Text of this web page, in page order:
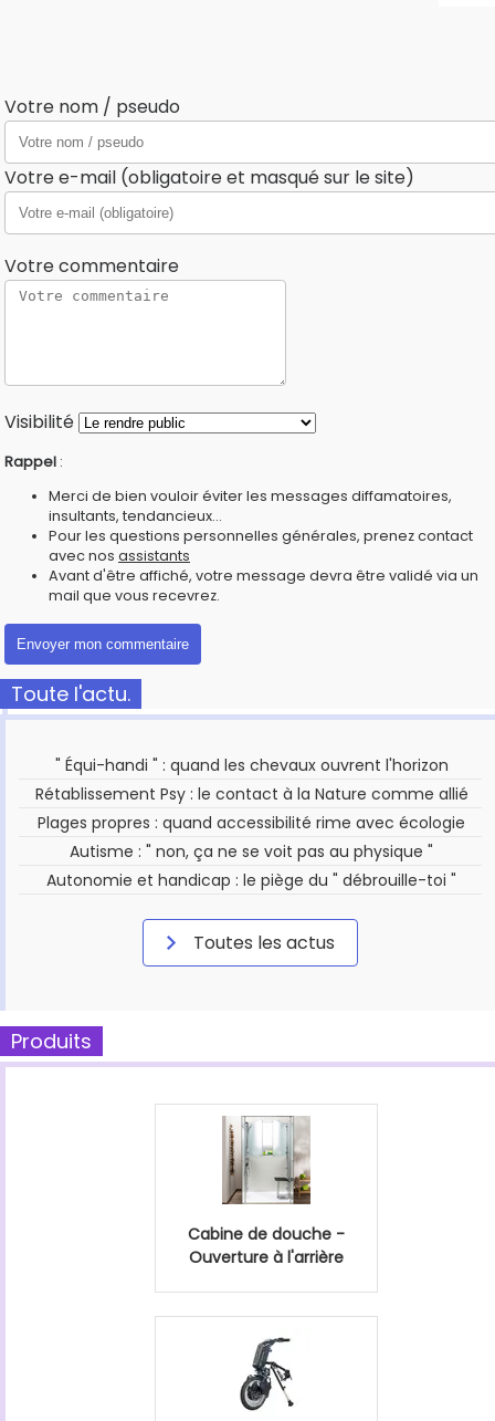
Votre nom / pseudo
Votre e-mail (obligatoire et masqué sur le site)
Votre commentaire
Visibilité
Rappel :
Merci de bien vouloir éviter les messages diffamatoires,
insultants, tendancieux...
Pour les questions personnelles générales, prenez contact
avec nos assistants
Avant d'être affiché, votre message devra être validé via un
mail que vous recevrez.
Toute l'actu.
" Équi-handi " : quand les chevaux ouvrent l'horizon
Rétablissement Psy : le contact à la Nature comme allié
Plages propres : quand accessibilité rime avec écologie
Autisme : " non, ça ne se voit pas au physique "
Autonomie et handicap : le piège du " débrouille-toi "
Toutes les actus
Produits
Cabine de douche -
Ouverture à l'arrière